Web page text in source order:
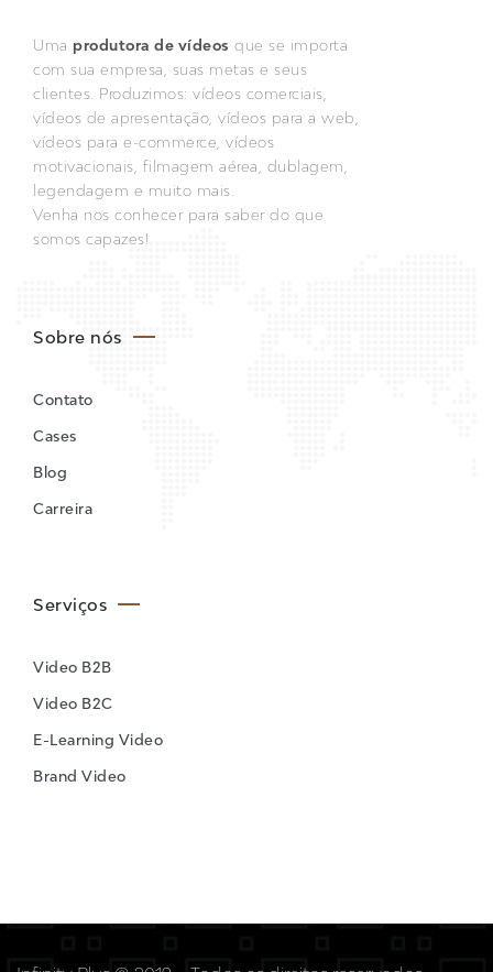
Uma produtora de vídeos que se importa
com sua empresa, suas metas e seus
clientes. Produzimos: vídeos comerciais,
vídeos de apresentação, vídeos para a web,
vídeos para e-commerce, vídeos
motivacionais, filmagem aérea, dublagem,
legendagem e muito mais.
Venha nos conhecer para saber do que
somos capazes!
Sobre nós
Contato
Cases
Blog
Carreira
Serviços
Video B2B
Video B2C
E-Learning Video
Brand Video